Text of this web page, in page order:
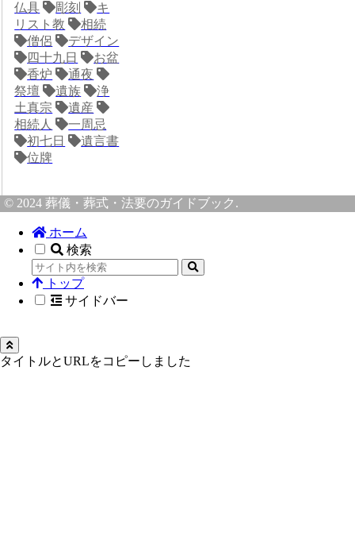
仏具
彫刻
キ
リスト教
相続
僧侶
デザイン
四十九日
お盆
香炉
通夜
祭壇
遺族
浄
土真宗
遺産
相続人
一周忌
初七日
遺言書
位牌
© 2024 葬儀・葬式・法要のガイドブック.
ホーム
検索
トップ
サイドバー
タイトルとURLをコピーしました